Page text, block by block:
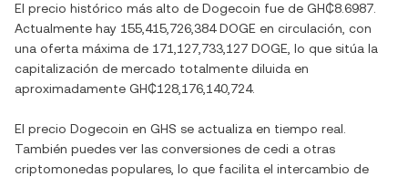
El precio histórico más alto de Dogecoin fue de GH₵8.6987
Actualmente hay 155,415,726,384 DOGE en circulación, con
una oferta máxima de 171,127,733,127 DOGE , lo que sitúa la
capitalización de mercado totalmente diluida en
aproximadamente GH₵128,176,140,724.
El precio Dogecoin en GHS se actualiza en tiempo real.
También puedes ver las conversiones de cedi a otras
criptomonedas populares, lo que facilita el intercambio de